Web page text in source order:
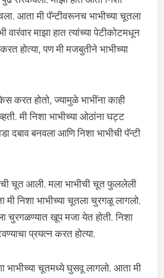
आता मी पॅन्टीवरूनच भाभीच्या चूतला
वारंवार माझा हात त्यांच्या पेटीकोटमधून
होत्या, पण मी मजबुतीने भाभीच्या
करत होतो, ज्यामुळे भाभींना काही
मी निशा भाभीच्या ओठांना घट्ट
दबाव बनवला आणि निशा भाभीची पॅन्टी
चूत आली. मला भाभीची चूत फुललेली
निशा भाभीच्या चूतला चुरगळू लागलो.
चुरगळण्यात खूप मजा येत होती. निशा
प्रयत्न करत होत्या.
भाभीच्या चूतमध्ये घुसवू लागलो. आता मी